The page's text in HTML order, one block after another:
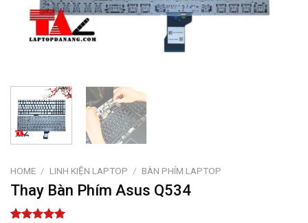
HOME / LINH KIỆN LAPTOP / BÀN PHÍM LAPTOP
Thay Bàn Phím Asus Q534